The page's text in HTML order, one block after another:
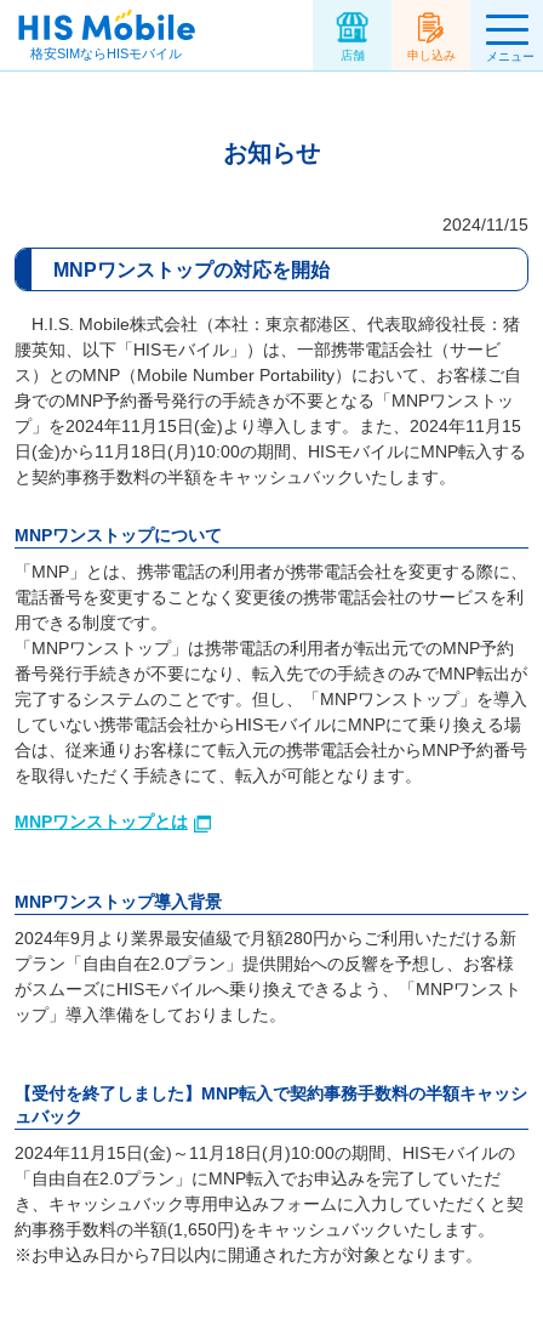
格安SIMならHISモバイル 店舗 申し込み メニュー
お知らせ
2024/11/15
MNPワンストップの対応を開始
H.I.S. Mobile株式会社（本社：東京都港区、代表取締役社長：猪
腰英知、以下「HISモバイル」）は、一部携帯電話会社（サービ
ス）とのMNP（Mobile Number Portability）において、お客様ご自
身でのMNP予約番号発行の手続きが不要となる「MNPワンストッ
プ」を2024年11月15日(金)より導入します。また、2024年11月15
日(金)から11月18日(月)10:00の期間、HISモバイルにMNP転入する
と契約事務手数料の半額をキャッシュバックいたします。
MNPワンストップについて
「MNP」とは、携帯電話の利用者が携帯電話会社を変更する際に、
電話番号を変更することなく変更後の携帯電話会社のサービスを利
用できる制度です。
「MNPワンストップ」は携帯電話の利用者が転出元でのMNP予約
番号発行手続きが不要になり、転入先での手続きのみでMNP転出が
完了するシステムのことです。但し、「MNPワンストップ」を導入
していない携帯電話会社からHISモバイルにMNPにて乗り換える場
合は、従来通りお客様にて転入元の携帯電話会社からMNP予約番号
を取得いただく手続きにて、転入が可能となります。
MNPワンストップとは
MNPワンストップ導入背景
2024年9月より業界最安値級で月額280円からご利用いただける新
プラン「自由自在2.0プラン」提供開始への反響を予想し、お客様
がスムーズにHISモバイルへ乗り換えできるよう、「MNPワンスト
ップ」導入準備をしておりました。
【受付を終了しました】MNP転入で契約事務手数料の半額キャッシ
ュバック
2024年11月15日(金)～11月18日(月)10:00の期間、HISモバイルの
「自由自在2.0プラン」にMNP転入でお申込みを完了していただ
き、キャッシュバック専用申込みフォームに入力していただくと契
約事務手数料の半額(1,650円)をキャッシュバックいたします。
※お申込み日から7日以内に開通された方が対象となります。